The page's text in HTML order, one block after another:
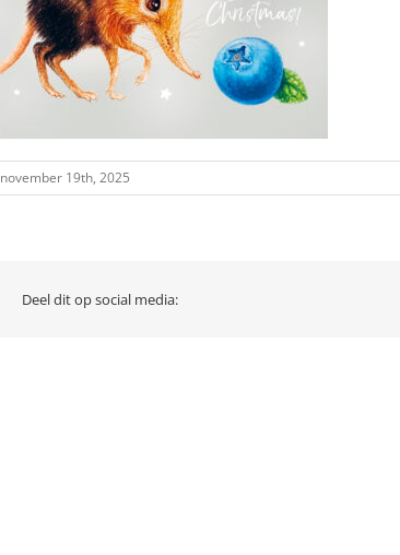
november 19th, 2025
Deel dit op social media: